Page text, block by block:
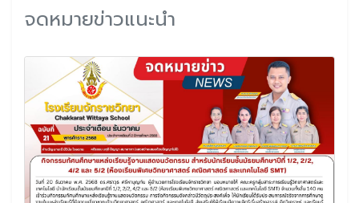
จดหมายข่าวแนะนำ